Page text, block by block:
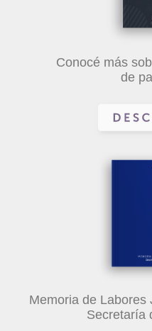
Conocé más
de
Memoria de Labores
Secretaría